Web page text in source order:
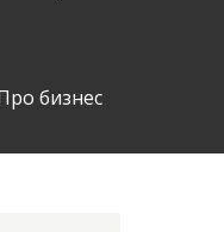
бизнес